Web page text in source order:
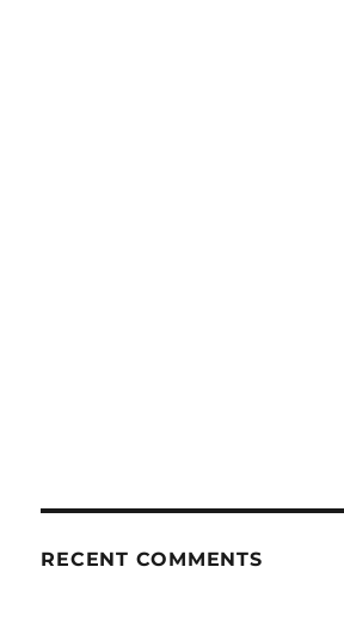
RECENT COMMENTS